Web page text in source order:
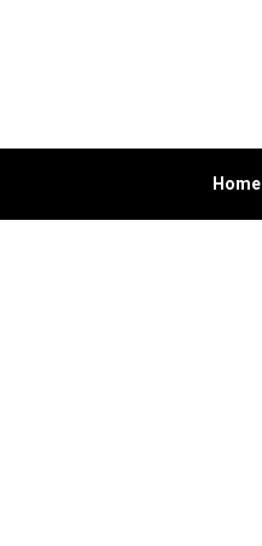
Home